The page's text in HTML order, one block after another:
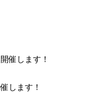
します！